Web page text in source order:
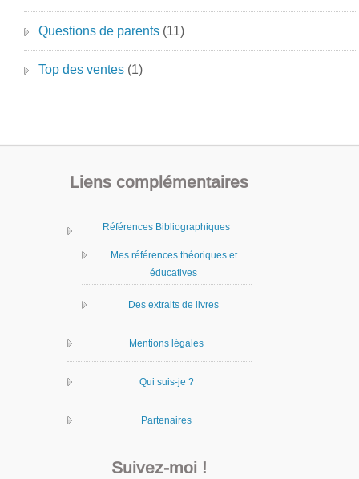
Questions de parents (11)
Top des ventes (1)
Liens complémentaires
Références Bibliographiques
Mes références théoriques et
éducatives
Des extraits de livres
Mentions légales
Qui suis-je ?
Partenaires
Suivez-moi !